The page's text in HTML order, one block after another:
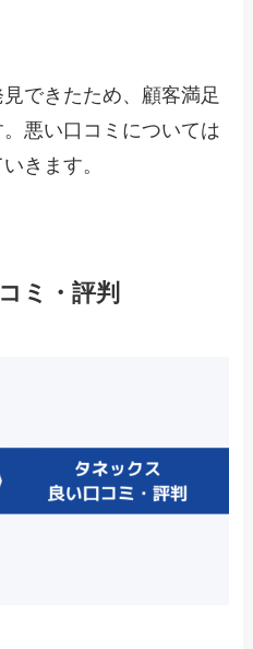
できたため、顧客満足
悪い口コミについては
きます。
ミ・評判